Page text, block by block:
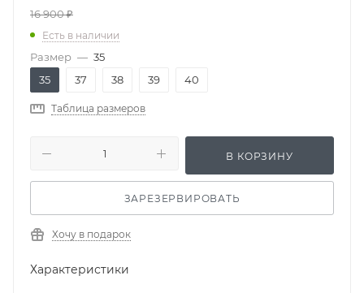
16 900₽
Есть в наличии
Размер — 35
35
37 38 39 40
Таблица размеров
В КОРЗИНУ
ЗАРЕЗЕРВИРОВАТЬ
Хочу в подарок
Характеристики